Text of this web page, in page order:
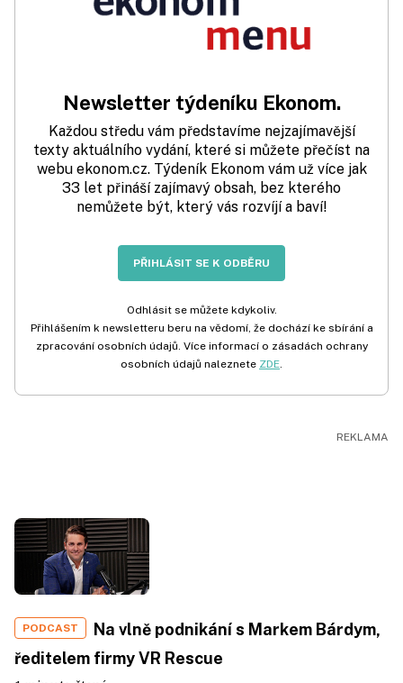
Newsletter týdeníku Ekonom.
Každou středu vám představíme nejzajímavější
texty aktuálního vydání, které si můžete přečíst na
webu ekonom.cz. Týdeník Ekonom vám už více jak
33 let přináší zajímavý obsah, bez kterého
nemůžete být, který vás rozvíjí a baví!
PŘIHLÁSIT SE K ODBĚRU
Odhlásit se můžete kdykoliv.
Přihlášením k newsletteru beru na vědomí, že dochází ke sbírání a
zpracování osobních údajů. Více informací o zásadách ochrany
osobních údajů naleznete ZDE.
PODCAST
Na vlně podnikání s Markem Bárdym,
ředitelem firmy VR Rescue